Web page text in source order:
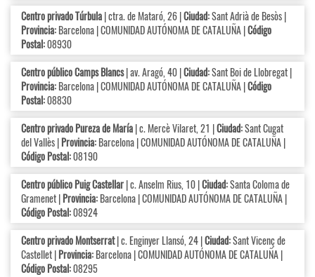
Centro privado Túrbula| ctra. de Mataró, 26 |Ciudad:Sant Adrià de Besòs |
Provincia:Barcelona | COMUNIDAD AUTÓNOMA DE CATALUÑA |Código
Postal:08930
Centro público Camps Blancs| av. Aragó, 40 |Ciudad:Sant Boi de Llobregat |
Provincia:Barcelona | COMUNIDAD AUTÓNOMA DE CATALUÑA |Código
Postal:08830
Centro privado Pureza de María| c. Mercè Vilaret, 21 |Ciudad:Sant Cugat
del Vallès |Provincia:Barcelona | COMUNIDAD AUTÓNOMA DE CATALUÑA |
Código Postal:08190
Centro público Puig Castellar| c. Anselm Rius, 10 |Ciudad:Santa Coloma de
Gramenet |Provincia:Barcelona | COMUNIDAD AUTÓNOMA DE CATALUÑA |
Código Postal:08924
Centro privado Montserrat| c. Enginyer Llansó, 24 |Ciudad:Sant Vicenç de
Castellet |Provincia:Barcelona | COMUNIDAD AUTÓNOMA DE CATALUÑA |
Código Postal:08295